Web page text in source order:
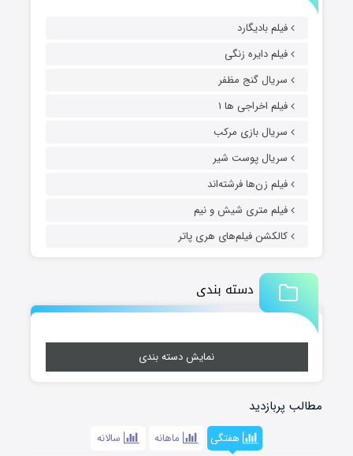
فیلم بادیگارد
فیلم دایره زنگی
سریال گنج مظفر
فیلم اخراجی ها ۱
سریال بازی مرکب
سریال پوست شیر
فیلم زن‌ها فرشته‌اند
فیلم متری شیش و نیم
کالکشن فیلم‌های هری پاتر
دسته بندی
نمایش دسته بندی
مطالب پربازدید
هفتگی ماهانه سالانه